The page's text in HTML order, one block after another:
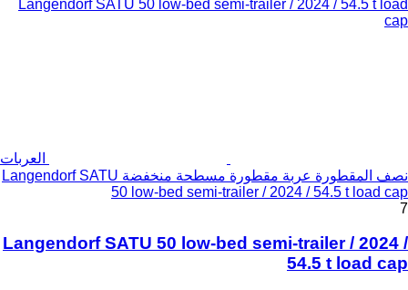
العربات
نصف المقطورة عربة مقطورة مسطحة منخفضة Langendorf SATU
50 low-bed semi-trailer / 2024 / 54.5 t load cap
7
Langendorf SATU 50 low-bed semi-trailer / 2024 /
54.5 t load cap